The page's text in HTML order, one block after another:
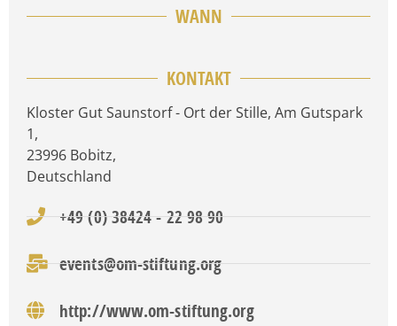
WANN
KONTAKT
Kloster Gut Saunstorf - Ort der Stille, Am Gutspark
1,
23996 Bobitz,
Deutschland
+49 (0) 38424 - 22 98 90
events@om-stiftung.org
http://www.om-stiftung.org